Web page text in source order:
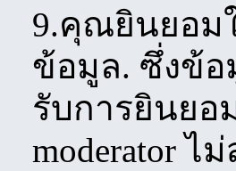
9.คุณยินยอม
ข้อมูล. ซึ่งข้อ
รับการยินยอ
moderator